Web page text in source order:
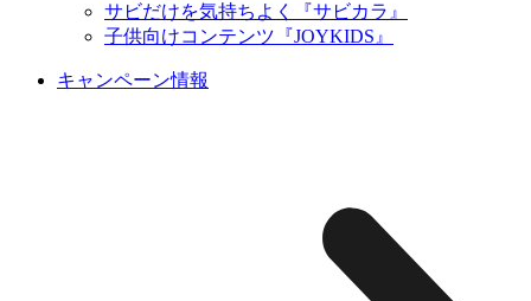
サビだけを気持ちよく『サビカラ』
子供向けコンテンツ『JOYKIDS』
キャンペーン情報